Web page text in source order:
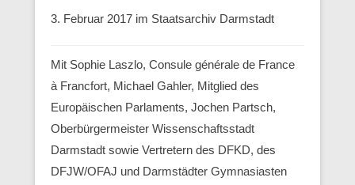
3. Februar 2017 im Staatsarchiv Darmstadt
Mit Sophie Laszlo, Consule générale de France
à Francfort, Michael Gahler, Mitglied des
Europäischen Parlaments, Jochen Partsch,
Oberbürgermeister Wissenschaftsstadt
Darmstadt sowie Vertretern des DFKD, des
DFJW/OFAJ und Darmstädter Gymnasiasten